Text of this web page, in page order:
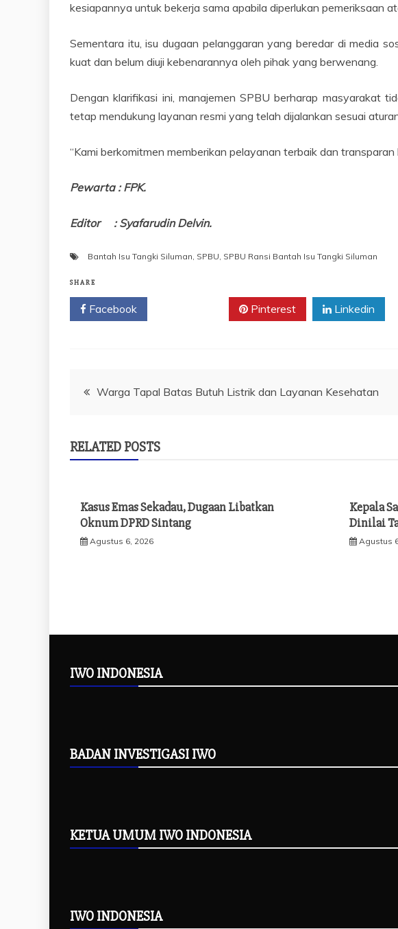
kesiapannya untuk bekerja sama apabila diperlukan pemeriksaan
Sementara itu, isu dugaan pelanggaran yang beredar di media
kuat dan belum diuji kebenarannya oleh pihak yang berwenang.
Dengan klarifikasi ini, manajemen SPBU berharap masyarakat
tetap mendukung layanan resmi yang telah dijalankan sesuai
“Kami berkomitmen memberikan pelayanan terbaik dan
Pewarta : FPK.
Editor : Syafarudin Delvin.
Bantah Isu Tangki Siluman, SPBU, SPBU Ransi Bantah Isu Tangki Siluman
SHARE
Facebook Pinterest Linkedin
Navigasi
Warga Tapal Batas Butuh Listrik dan Layanan Kesehatan
RELATED POSTS
Kasus Emas Sekadau, Dugaan Libatkan
Oknum DPRD Sintang
Agustus 6, 2026
Kepala
Dinilai
Agustus
IWO INDONESIA
BADAN INVESTIGASI IWO
KETUA UMUM IWO INDONESIA
IWO INDONESIA